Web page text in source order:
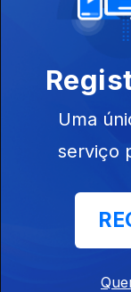
08 nov. 2017
07 nov. 2017
Uma
serviço